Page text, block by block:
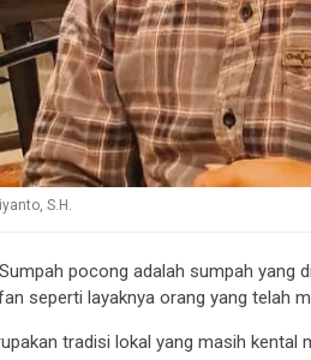
S.H.
Sumpah pocong adalah sumpah yang
seperti layaknya orang yang telah
tradisi lokal yang masih kental